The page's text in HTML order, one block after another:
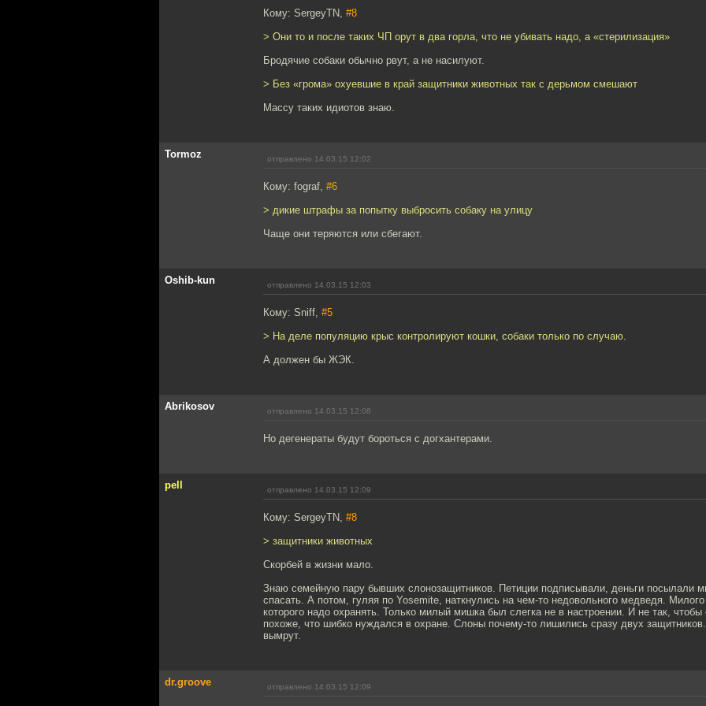
Кому: SergeyTN, #8
> Они то и после таких ЧП орут в два горла, что не убивать надо, а «стерилизация»
Бродячие собаки обычно рвут, а не насилуют.
> Без «грома» охуевшие в край защитники животных так с дерьмом смешают
Массу таких идиотов знаю.
Tormoz отправлено 14.03.15 12:02
Кому: fograf, #6
> дикие штрафы за попытку выбросить собаку на улицу
Чаще они теряются или сбегают.
Oshib-kun отправлено 14.03.15 12:03
Кому: Sniff, #5
> На деле популяцию крыс контролируют кошки, собаки только по случаю.
А должен бы ЖЭК.
Abrikosov отправлено 14.03.15 12:08
Но дегенераты будут бороться с догхантерами.
pell отправлено 14.03.15 12:09
Кому: SergeyTN, #8
> защитники животных
Скорбей в жизни мало.
Знаю семейную пару бывших слонозащитников. Петиции подписывали, деньги посылали
спасать. А потом, гуляя по Yosemite, наткнулись на чем-то недовольного медведя.
которого надо охранять. Только милый мишка был слегка не в настроении. И не так,
похоже, что шибко нуждался в охране. Слоны почему-то лишились сразу двух
вымрут.
dr.groove отправлено 14.03.15 12:09